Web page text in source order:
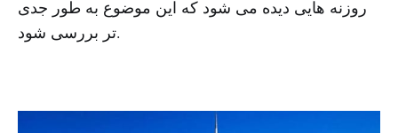
روزنه هایی دیده می شود که این موضوع به طور جدی
تر بررسی شود.